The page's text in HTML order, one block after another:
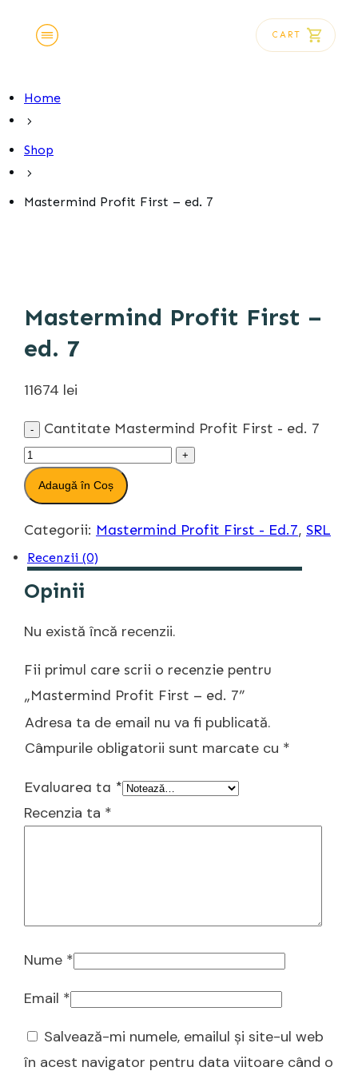
CART
Home
Shop
Mastermind Profit First – ed. 7
Mastermind Profit First –
ed. 7
11674 lei
- Cantitate Mastermind Profit First - ed. 7
+
Adaugă în Coș
Categorii: Mastermind Profit First - Ed.7, SRL
Recenzii (0)
Opinii
Nu există încă recenzii.
Fii primul care scrii o recenzie pentru
„Mastermind Profit First – ed. 7”
Adresa ta de email nu va fi publicată.
Câmpurile obligatorii sunt marcate cu *
Evaluarea ta *
Recenzia ta *
Nume *
Email *
Salvează-mi numele, emailul și site-ul web
în acest navigator pentru data viitoare când o